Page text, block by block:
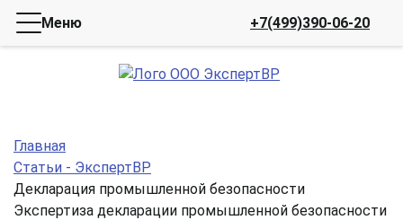
Меню +7(499)390-06-20
Главная
Статьи - ЭкспертВР
Декларация промышленной безопасности
Экспертиза декларации промышленной безопасности